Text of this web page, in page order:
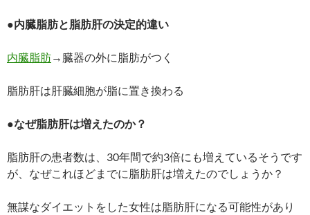
●内臓脂肪と脂肪肝の決定的違い
内臓脂肪→臓器の外に脂肪がつく
脂肪肝は肝臓細胞が脂に置き換わる
●なぜ脂肪肝は増えたのか？
脂肪肝の患者数は、30年間で約3倍にも増えているそうです
が、なぜこれほどまでに脂肪肝は増えたのでしょうか？
無謀なダイエットをした女性は脂肪肝になる可能性があり